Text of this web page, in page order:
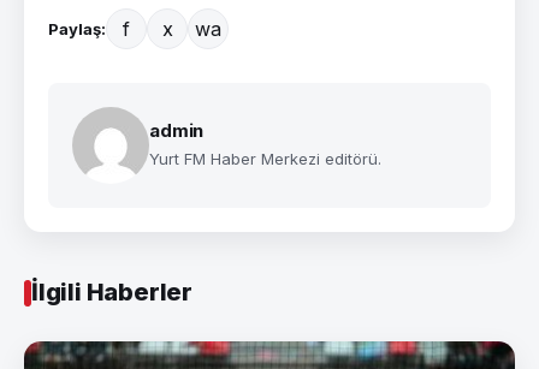
Paylaş: f x wa
admin
Yurt FM Haber Merkezi editörü.
İlgili Haberler